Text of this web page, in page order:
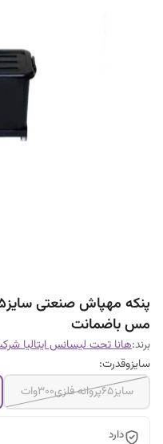
مس باضمانت
برند:هانا تحت لیسانس ایتالیا
سایزوقدرت:
سایز۶۵پروانه فلزی۳۰۰وات
دارد